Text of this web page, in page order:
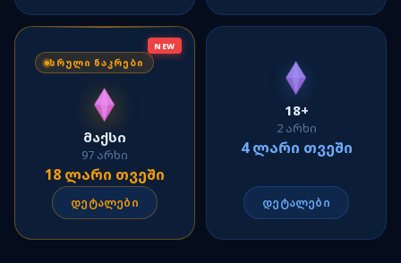
NEW
ᲡᲠᲣᲚᲘ ᲜᲐᲙᲠᲔᲑᲘ
მაქსი
97 არხი
18 ლარი თვეში
დეტალები
18+
2 არხი
4 ლარი თვეში
დეტალები